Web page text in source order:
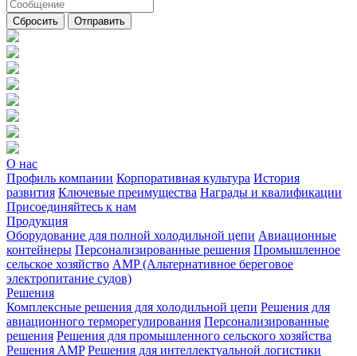
Сбросить Отправить
О нас
Профиль компании Корпоративная культура История
развития Ключевые преимущества Награды и квалификации
Присоединяйтесь к нам
Продукция
Оборудование для полной холодильной цепи Авиационные
контейнеры Персонализированные решения Промышленное
сельское хозяйство AMP (Альтернативное береговое
электропитание судов)
Решения
Комплексные решения для холодильной цепи Решения для
авиационного терморегулирования Персонализированные
решения Решения для промышленного сельского хозяйства
Решения AMP Решения для интеллектуальной логистики